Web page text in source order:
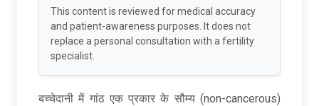
This content is reviewed for medical accuracy
and patient-awareness purposes. It does not
replace a personal consultation with a fertility
specialist.
बच्चेदानी में गांठ एक प्रकार के सौम्य (non-cancerous)